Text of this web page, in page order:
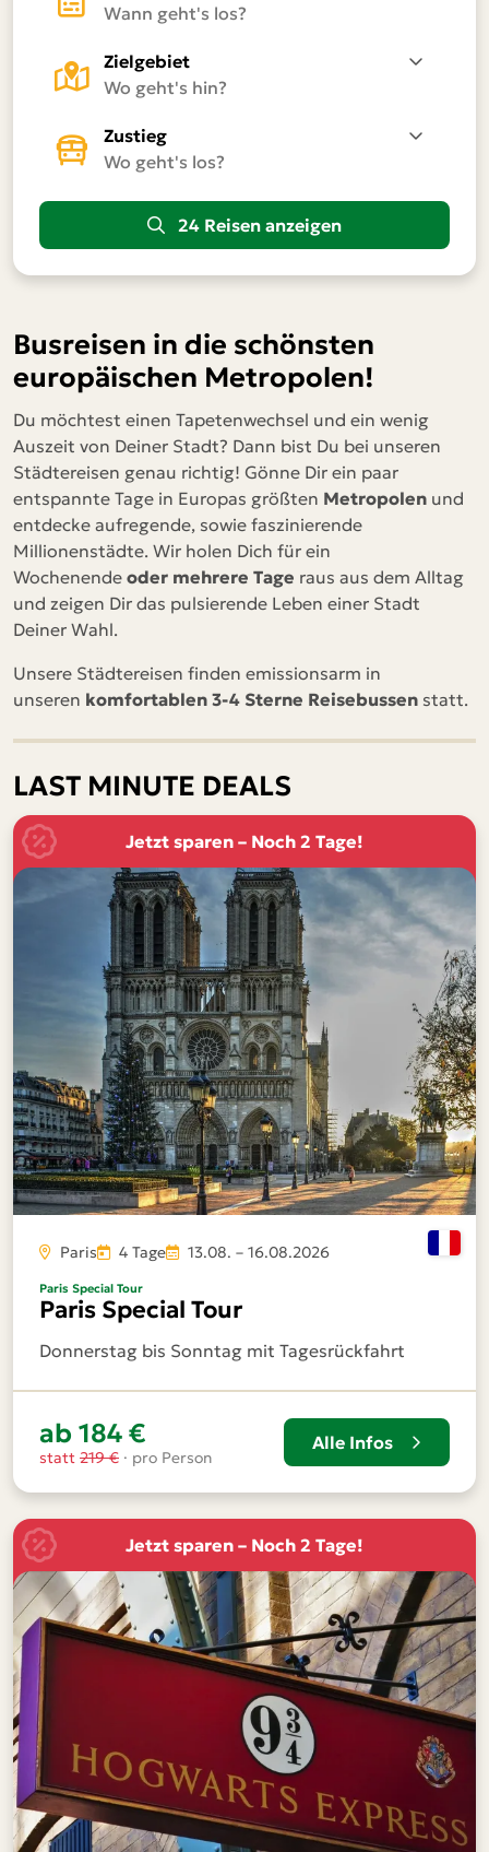
Zielgebiet
Zustieg
Frankfurt am Main / Flughafen
Hamburg
Hannover
Heilbronn
Karlsruhe
Köln/Bonn Flughafen
Magdeburg
Montabaur bei Koblenz
München
Münster
Nürnberg
Osnabrück
Saarbrücken
Stuttgart - Flughafen
Ulm
Würzburg
24 Reisen anzeigen
Busreisen in die schönsten
europäischen Metropolen!
Du möchtest einen Tapetenwechsel und ein wenig
Auszeit von Deiner Stadt? Dann bist Du bei unseren
Städtereisen genau richtig! Gönne Dir ein paar
entspannte Tage in Europas größten Metropolen und
entdecke aufregende, sowie faszinierende
Millionenstädte. Wir holen Dich für ein
Wochenende oder mehrere Tage raus aus dem Alltag
und zeigen Dir das pulsierende Leben einer Stadt
Deiner Wahl.
Unsere Städtereisen finden emissionsarm in
unseren komfortablen 3-4 Sterne Reisebussen statt.
LAST MINUTE DEALS
Jetzt sparen – Noch 2 Tage!
Paris 4 Tage 13.08. – 16.08.2026
Paris Special Tour
Paris Special Tour
Donnerstag bis Sonntag mit Tagesrückfahrt
ab 184 €
statt 219 € · pro Person
Alle Infos
Jetzt sparen – Noch 2 Tage!